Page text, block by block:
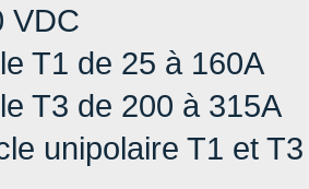
VDC
T1 de 25 à 160A
T3 de 200 à 315A
unipolaire T1 et